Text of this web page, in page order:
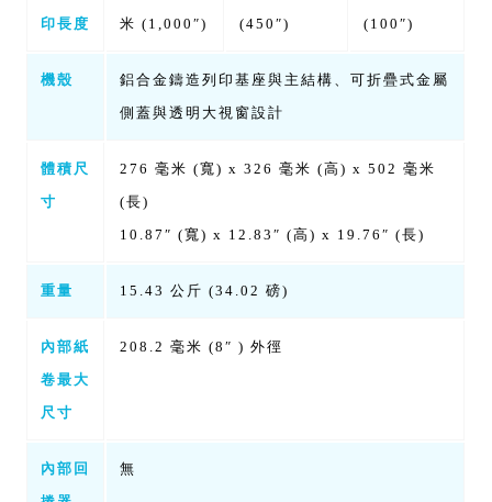
印長度
米 (1,000″)
(450″)
(100″)
機殼
鋁合金鑄造列印基座與主結構、可折疊式金屬
側蓋與透明大視窗設計
體積尺
寸
276 毫米 (寬) x 326 毫米 (高) x 502 毫米
(長)
10.87″ (寬) x 12.83″ (高) x 19.76″ (長)
重量 15.43 公斤 (34.02 磅)
內部紙
卷最大
尺寸
208.2 毫米 (8″ ) 外徑
內部回
無